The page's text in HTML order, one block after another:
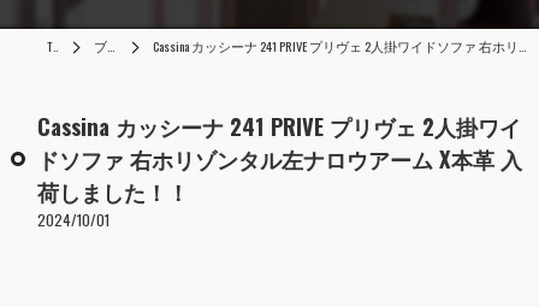
TOP ブログ Cassina カッシーナ 241 PRIVE プリヴェ 2人掛ワイドソファ 右ホリゾンタル左ナロウアーム X本革 入荷しました！！
Cassina カッシーナ 241 PRIVE プリヴェ 2人掛ワイ
ドソファ 右ホリゾンタル左ナロウアーム X本革 入
荷しました！！
2024/10/01